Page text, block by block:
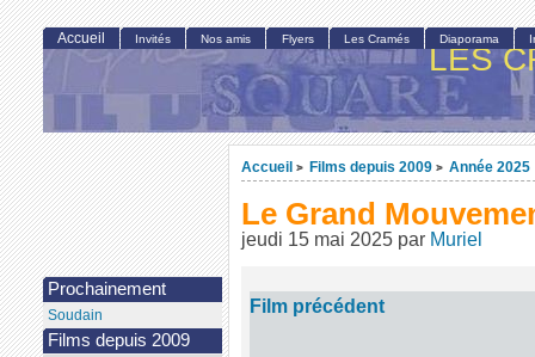
LES
Accueil > Films depuis 2009 > Année 2025
Le Grand
jeudi 15 mai 2025 par Muriel
Film précédent
Accueil Invités Nos amis Flyers Les Cramés Diaporama
Prochainement
Soudain
Films depuis 2009